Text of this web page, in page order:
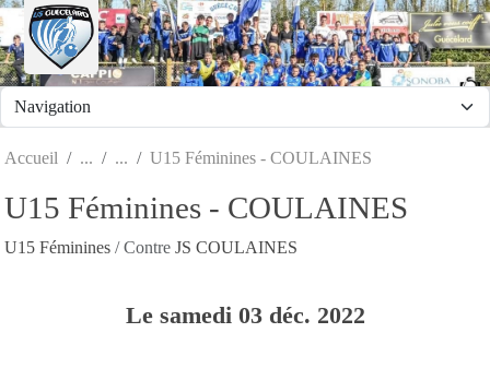
Accueil U15 Féminines - COULAINES
U15 Féminines - COULAINES
U15 Féminines / Contre JS COULAINES
Le samedi 03 déc. 2022
Panneau de gestion des cookies